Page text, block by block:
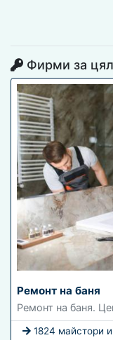
Фирми за
Ремонт на баня
Ремонт на баня.
1824 майстори